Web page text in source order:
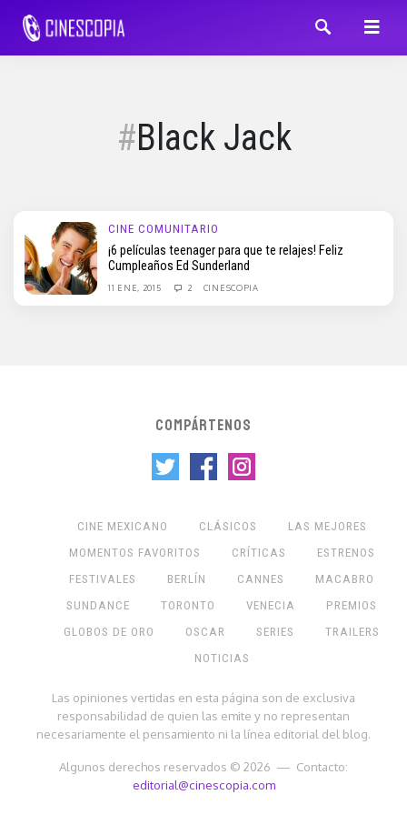
Black Jack
CINE COMUNITARIO
¡6 películas teenager para que te relajes! Feliz
Cumpleaños Ed Sunderland
11 ENE, 2015 2 CINESCOPIA
COMPÁRTENOS
CINE MEXICANO CLÁSICOS
LAS MEJORES
MOMENTOS FAVORITOS
CRÍTICAS
ESTRENOS
FESTIVALES
BERLÍN CANNES
MACABRO
SUNDANCE
TORONTO VENECIA
PREMIOS
GLOBOS DE ORO
OSCAR SERIES
TRAILERS
NOTICIAS
Las opiniones vertidas en esta página son de exclusiva
responsabilidad de quien las emite y no representan
necesariamente el pensamiento ni la línea editorial del blog.
Algunos derechos reservados © 2026 — Contacto:
editorial@cinescopia.com